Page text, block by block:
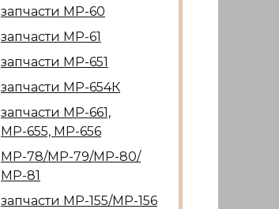
запчасти МР-60
запчасти МР-61
запчасти МР-651
запчасти МР-654К
запчасти МР-661,
МР-655, МР-656
МР-78/МР-79/МР-80/
МР-81
запчасти МР-155/МР-156